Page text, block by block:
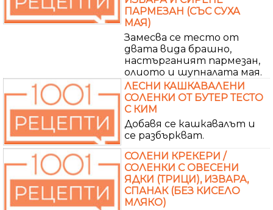
ПАРМЕЗАН (СЪС СУХА
МАЯ)
Замесва се тесто от
двата вида брашно,
настърганият пармезан,
олиото и шупналата мая.
ЛЕСНИ КАШКАВАЛЕНИ
СОЛЕНКИ ОТ БУТЕР ТЕСТО
С КИМ
Добавя се кашкавалът и
се разбъркват.
СОЛЕНИ КРЕКЕРИ /
СОЛЕНКИ С ОВЕСЕНИ
ЯДКИ (ТРИЦИ), ИЗВАРА,
СПАНАК (БЕЗ КИСЕЛО
МЛЯКО)